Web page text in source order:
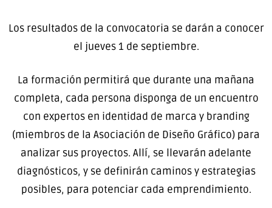
Los resultados de la convocatoria se darán a conocer
el jueves 1 de septiembre.
La formación permitirá que durante una mañana
completa, cada persona disponga de un encuentro
con expertos en identidad de marca y branding
(miembros de la Asociación de Diseño Gráfico) para
analizar sus proyectos. Allí, se llevarán adelante
diagnósticos, y se definirán caminos y estrategias
posibles, para potenciar cada emprendimiento.